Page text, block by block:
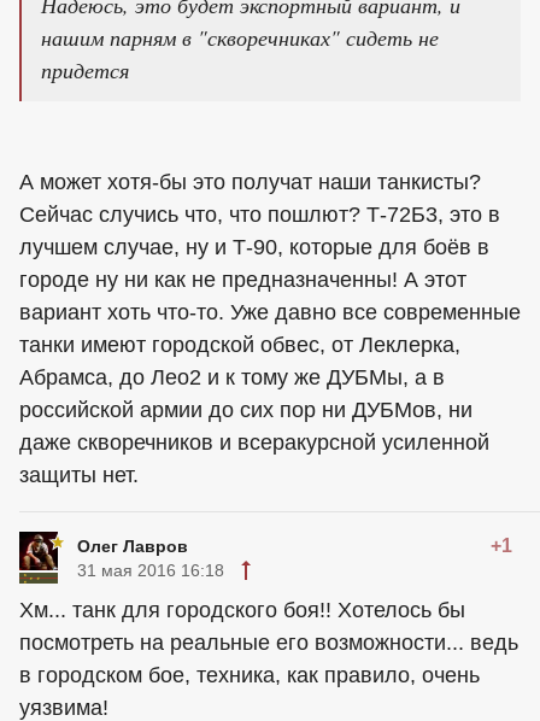
нашим парням в "скворечниках" сидеть не
придется
А может хотя-бы это получат наши танкисты?
Сейчас случись что, что пошлют? Т-72Б3, это в
лучшем случае, ну и Т-90, которые для боёв в
городе ну ни как не предназначенны! А этот
вариант хоть что-то. Уже давно все современные
танки имеют городской обвес, от Леклерка,
Абрамса, до Лео2 и к тому же ДУБМы, а в
российской армии до сих пор ни ДУБМов, ни
даже скворечников и всеракурсной усиленной
защиты нет.
Олег Лавров +1
31 мая 2016 16:18
Хм... танк для городского боя!! Хотелось бы
посмотреть на реальные его возможности... ведь
в городском бое, техника, как правило, очень
уязвима!